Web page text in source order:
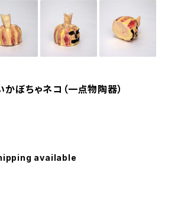
かぼちゃネコ（一点物陶器）
available